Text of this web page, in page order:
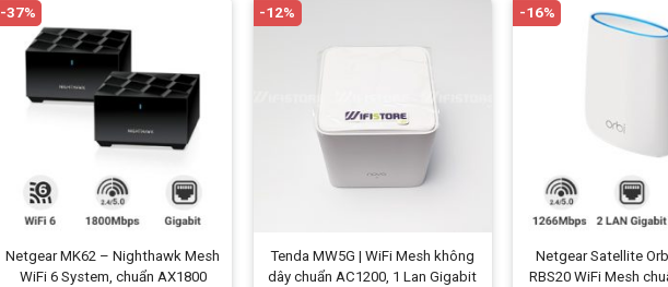
-37%
Netgear MK62 – Nighthawk Mesh
WiFi 6 System, chuẩn AX1800
-12%
Tenda MW5G | WiFi Mesh không
dây chuẩn AC1200, 1 Lan Gigabit
-16%
Netgear Satellite
RBS20 WiFi Mesh